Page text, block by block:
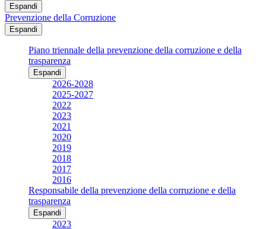
Espandi
Prevenzione della Corruzione
Espandi
Piano triennale della prevenzione della corruzione e della
trasparenza
Espandi
2026-2028
2025-2027
2022
2023
2021
2020
2019
2018
2017
2016
Responsabile della prevenzione della corruzione e della
trasparenza
Espandi
2023